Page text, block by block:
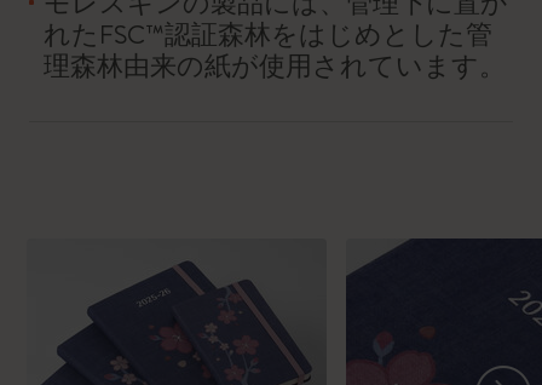
れたFSC™認証森林をはじめとした管
理森林由来の紙が使用されています。